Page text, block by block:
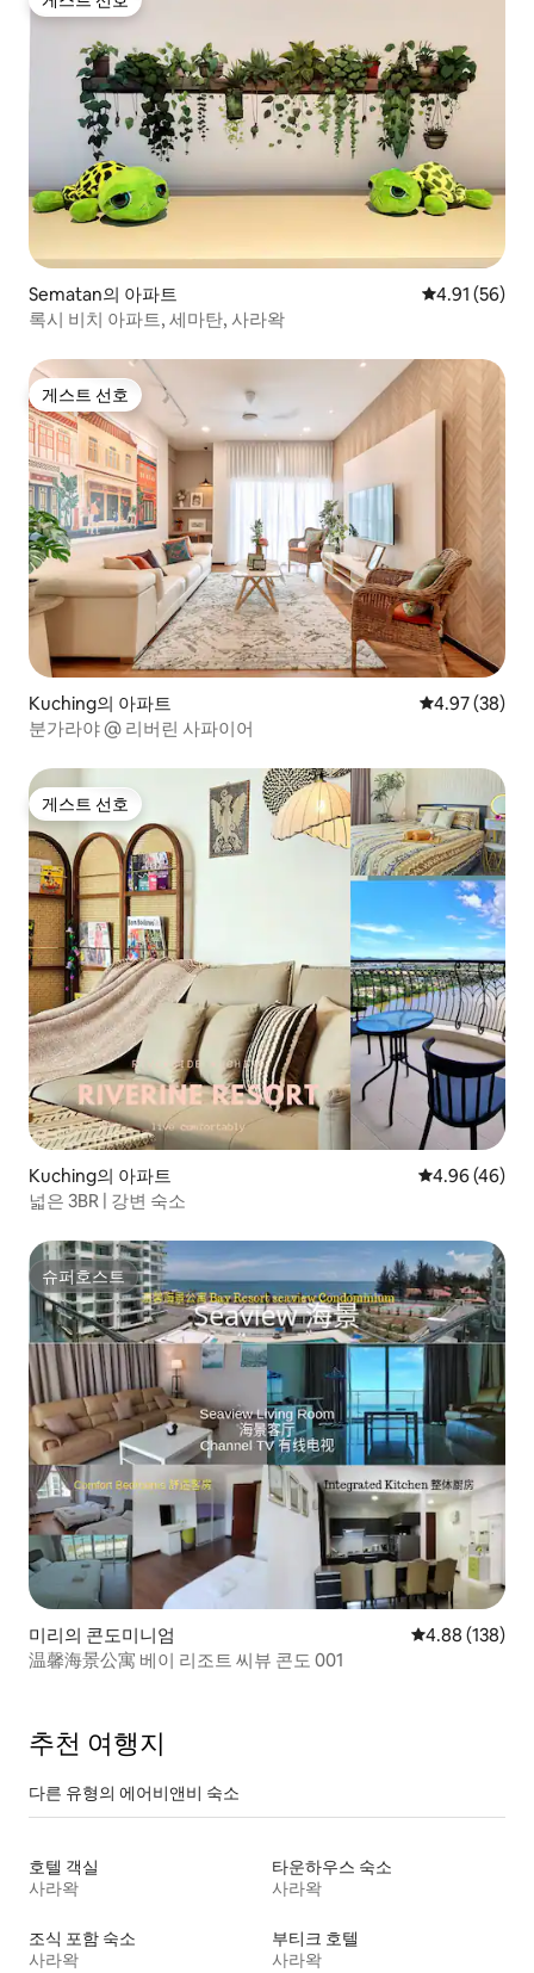
게스트 선호
Sematan의 아파트 평점 4.91점
4.91 (56)
록시 비치 아파트, 세마탄, 사라왁
게스트 선호
게스트 선호
Kuching의 아파트 평점 4.97점(5
4.97 (38)
분가라야 @ 리버린 사파이어
게스트 선호
게스트 선호
Kuching의 아파트 평점 4.96점(5
4.96 (46)
넓은 3BR | 강변 숙소
슈퍼호스트
슈퍼호스트
미리의 콘도미니엄 평점 4.88점(5
4.88 (138)
温馨海景公寓 베이 리조트 씨뷰 콘도 001
추천 여행지
다른 유형의 에어비앤비 숙소
호텔 객실
사라왁
타운하우스 숙소
사라왁
조식 포함 숙소
사라왁
부티크 호텔
사라왁